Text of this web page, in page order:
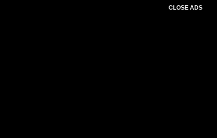
CLOSE ADS